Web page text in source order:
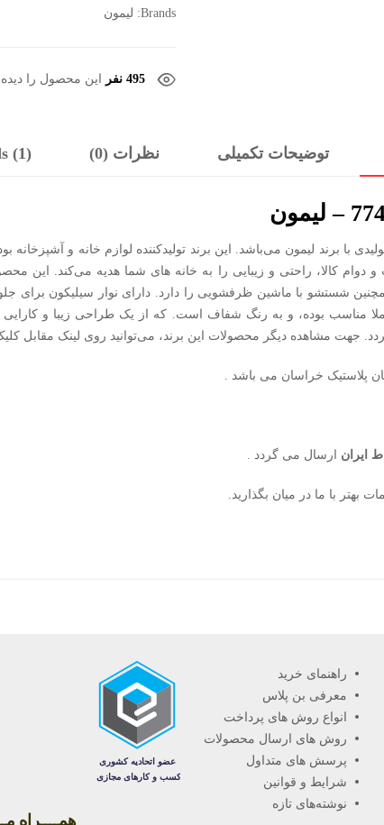
Brands: لیمون
495 نفر این محصول را دیده
توضیحات تکمیلی نظرات (0) (1)
فوق یکی از محصولات تولیدی با برند لیمون می‌باشد. این برند تولیدکننده لوازم
همچنین شستشو با ماشین ظرفشویی را دارد. دارای نوار سیلیکون برای
مناسب بوده، و به رنگ شفاف است. که از یک طراحی زیبا و
ایران ارسال می گردد .
بهتر با ما در میان بگذارید.
راهنمای خرید
معرفی بن پلاس
انواع روش های پرداخت
روش های ارسال محصولات
پرسش های متداول
شرایط و قوانین
نوشته‌های تازه
همــــراه